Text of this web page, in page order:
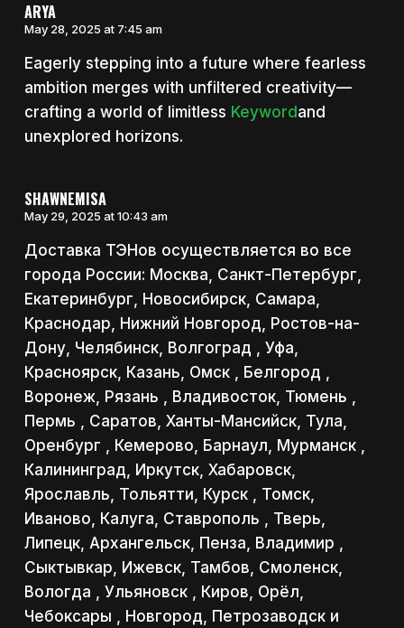
ARYA
May 28, 2025 at 7:45 am
Eagerly stepping into a future where fearless
ambition merges with unfiltered creativity—
crafting a world of limitless Keyword and
unexplored horizons.
SHAWNEMISA
May 29, 2025 at 10:43 am
Доставка ТЭНов осуществляется во все
города России: Москва, Санкт-Петербург,
Екатеринбург, Новосибирск, Самара,
Краснодар, Нижний Новгород, Ростов-на-
Дону, Челябинск, Волгоград , Уфа,
Красноярск, Казань, Омск , Белгород ,
Воронеж, Рязань , Владивосток, Тюмень ,
Пермь , Саратов, Ханты-Мансийск, Тула,
Оренбург , Кемерово, Барнаул, Мурманск ,
Калининград, Иркутск, Хабаровск,
Ярославль, Тольятти, Курск , Томск,
Иваново, Калуга, Ставрополь , Тверь,
Липецк, Архангельск, Пенза, Владимир ,
Сыктывкар, Ижевск, Тамбов, Смоленск,
Вологда , Ульяновск , Киров, Орёл,
Чебоксары , Новгород, Петрозаводск и